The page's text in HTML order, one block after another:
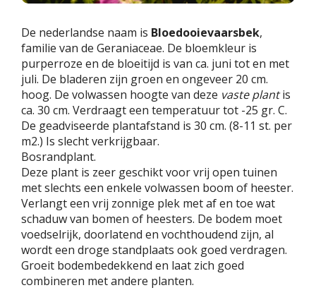
De nederlandse naam is Bloedooievaarsbek,
familie van de Geraniaceae. De bloemkleur is
purperroze en de bloeitijd is van ca. juni tot en met
juli. De bladeren zijn groen en ongeveer 20 cm.
hoog. De volwassen hoogte van deze vaste plantis
ca. 30 cm. Verdraagt een temperatuur tot -25 gr. C.
De geadviseerde plantafstand is 30 cm. (8-11 st. per
m2.) Is slecht verkrijgbaar.
Bosrandplant.
Deze plant is zeer geschikt voor vrij open tuinen
met slechts een enkele volwassen boom of heester.
Verlangt een vrij zonnige plek met af en toe wat
schaduw van bomen of heesters. De bodem moet
voedselrijk, doorlatend en vochthoudend zijn, al
wordt een droge standplaats ook goed verdragen.
Groeit bodembedekkend en laat zich goed
combineren met andere planten.